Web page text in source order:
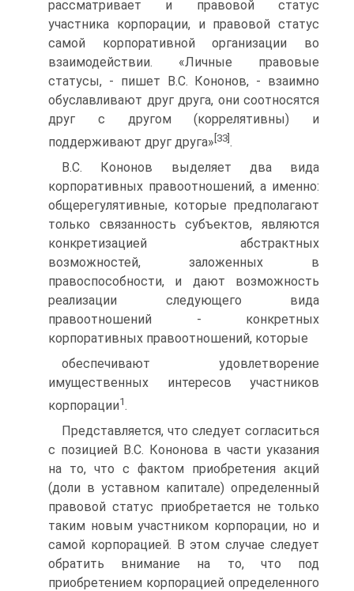
рассматривает и правовой статус
участника корпорации, и правовой статус
самой корпоративной организации во
взаимодействии. «Личные правовые
статусы, - пишет В.С. Кононов, - взаимно
обуславливают друг друга, они соотносятся
друг с другом (коррелятивны) и
поддерживают друг друга» [33].
В.С. Кононов выделяет два вида
корпоративных правоотношений, а именно:
общерегулятивные, которые предполагают
только связанность субъектов, являются
конкретизацией абстрактных
возможностей, заложенных в
правоспособности, и дают возможность
реализации следующего вида
правоотношений - конкретных
корпоративных правоотношений, которые
обеспечивают удовлетворение
имущественных интересов участников
корпорации1.
Представляется, что следует согласиться
с позицией В.С. Кононова в части указания
на то, что с фактом приобретения акций
(доли в уставном капитале) определенный
правовой статус приобретается не только
таким новым участником корпорации, но и
самой корпорацией. В этом случае следует
обратить внимание на то, что под
приобретением корпорацией определенного